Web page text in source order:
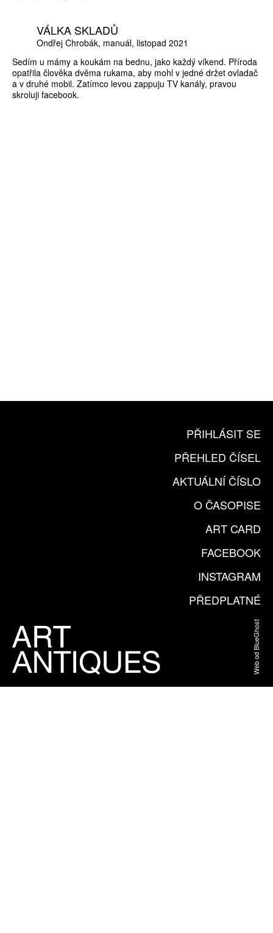
VÁLKA SKLADŮ
Ondřej Chrobák manuál listopad 2021
Sedím u mámy a koukám na bednu, jako každý víkend. Příroda
opatřila člověka dvěma rukama, aby mohl v jedné držet ovladač
a v druhé mobil. Zatímco levou zappuju TV kanály, pravou
skroluji facebook.
PŘIHLÁSIT SE
PŘEHLED ČÍSEL
AKTUÁLNÍ ČÍSLO
O ČASOPISE
ART CARD
FACEBOOK
INSTAGRAM
PŘEDPLATNÉ
Web od BlueGhost